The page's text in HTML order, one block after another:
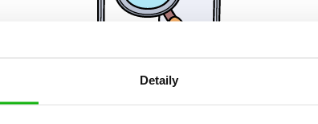
Detaily